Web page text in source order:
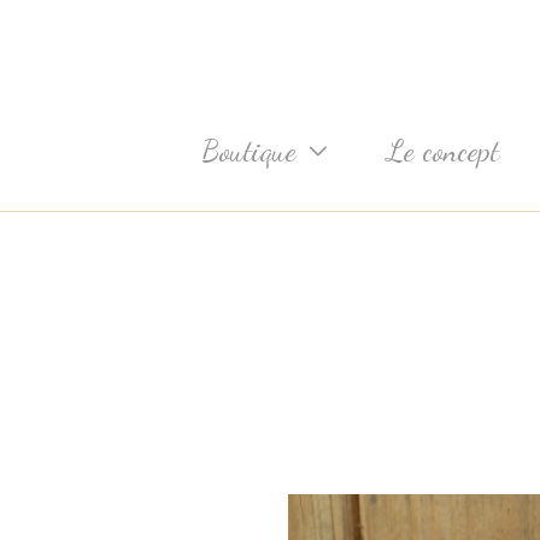
Boutique Le concept